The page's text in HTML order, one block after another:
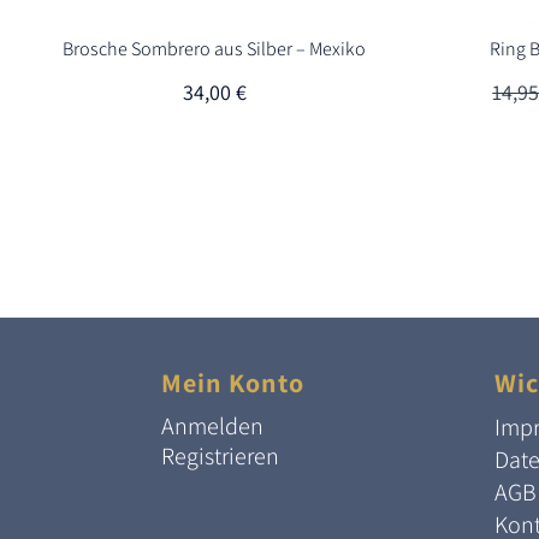
Brosche Sombrero aus Silber – Mexiko
34,00 €
Ring
Mein Konto
Anmelden
Registrieren
AGB